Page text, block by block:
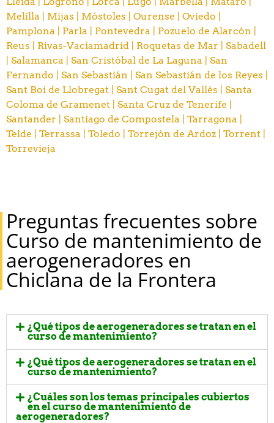
Melilla | Mijas | Móstoles | Ourense | Oviedo |
Pamplona | Parla | Pontevedra | Pozuelo de Alarcón |
Reus | Rivas-Vaciamadrid | Roquetas de Mar | Sabadell
Salamanca | San Cristóbal de La Laguna | San
Fernando | San Sebastián | San Sebastián de los Reyes |
Sant Boi de Llobregat | Sant Cugat del Vallés | Santa
Coloma de Gramenet | Santa Cruz de Tenerife |
Santander | Santiago de Compostela | Tarragona |
Telde | Terrassa | Toledo | Torrejón de Ardoz | Torrent |
Torrevieja
Preguntas frecuentes sobre
Curso de mantenimiento de
aerogeneradores en
Chiclana de la Frontera
¿Qué tipos de aerogeneradores se tratan en el
curso de mantenimiento?
¿Qué tipos de aerogeneradores se tratan en el
curso de mantenimiento?
¿Cuáles son los temas principales cubiertos
en el curso de mantenimiento de
aerogeneradores?